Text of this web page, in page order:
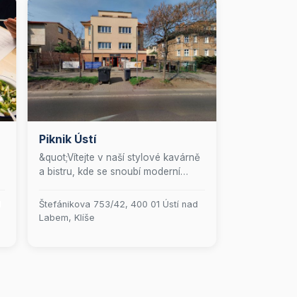
Piknik Ústí
&quot;Vítejte v naší stylové kavárně
a bistru, kde se snoubí moderní
nabídkou. Přijďte si užít jedinečnou
atmosféru a nechte se hýčkat našimi
Štefánikova 753/42, 400 01 Ústí nad
Labem, Klíše